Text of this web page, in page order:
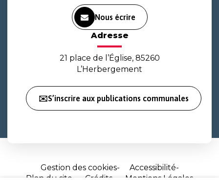
Nous écrire
Adresse
21 place de l’Église, 85260
L’Herbergement
✉️S’inscrire aux publications communales
Gestion des cookies
Accessibilité